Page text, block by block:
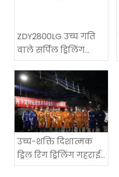
ZDY2800LG उच्च गति
वाले सर्पिल ड्रिलिंग
तकनीकी उपकरण
परीक्षण में सफलता
उच्च-शक्ति दिशात्मक
ड्रिल रिग ड्रिलिंग गहराई
में एक नया विश्व रिकॉर्ड